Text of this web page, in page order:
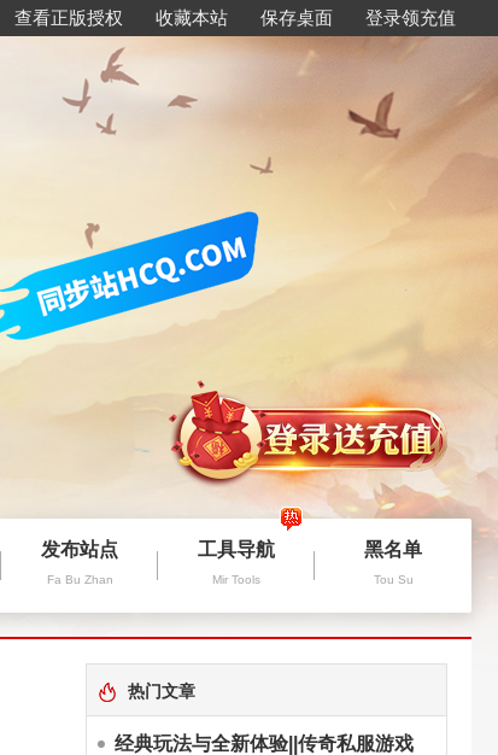
查看正版授权 收藏本站 保存桌面 登录领充值
发布站点
Fa Bu Zhan
工具导航
Mir Tools
黑名单
Tou Su
热门文章
经典玩法与全新体验||传奇私服游戏